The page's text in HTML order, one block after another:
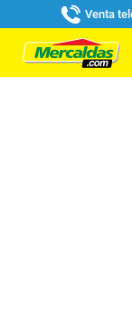
Venta